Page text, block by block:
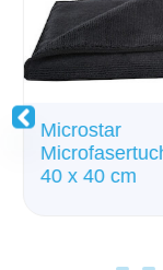
Microstar
40 x 40 cm